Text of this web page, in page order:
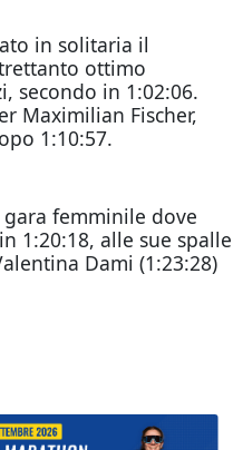
in solitaria il
ottimo
secondo in 1:02:06.
Maximilian Fischer,
1:10:57.
femminile dove
1:20:18, alle sue spalle
Dami (1:23:28)